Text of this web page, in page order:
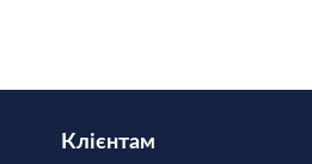
Клієнтам